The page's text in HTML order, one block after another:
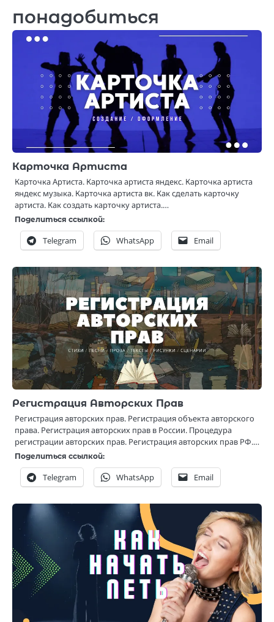
понадобиться
Карточка Артиста
Карточка Артиста. Карточка артиста яндекс. Карточка артиста
яндекс музыка. Карточка артиста вк. Как сделать карточку
артиста. Как создать карточку артиста.…
Поделиться ссылкой:
Telegram WhatsApp Email
Регистрация Авторских Прав
Регистрация авторских прав. Регистрация объекта авторского
права. Регистрация авторских прав в России. Процедура
регистрации авторских прав. Регистрация авторских прав РФ.…
Поделиться ссылкой:
Telegram WhatsApp Email